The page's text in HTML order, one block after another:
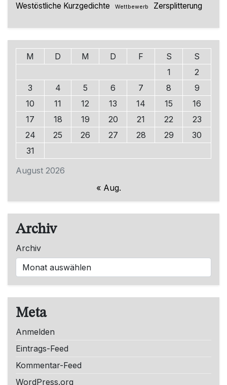
Westöstliche Kurzgedichte
Wettbewerb Zersplitterung
August 2026
M D M D F S
S
1
2
3
4 5 6 7 8
9
10
11 12 13 14 15
16
17
18 19 20 21 22
23
24
25 26 27 28 29
30
31
« Aug.
Archiv
Archiv
Meta
Anmelden
Eintrags-Feed
Kommentar-Feed
WordPress.org